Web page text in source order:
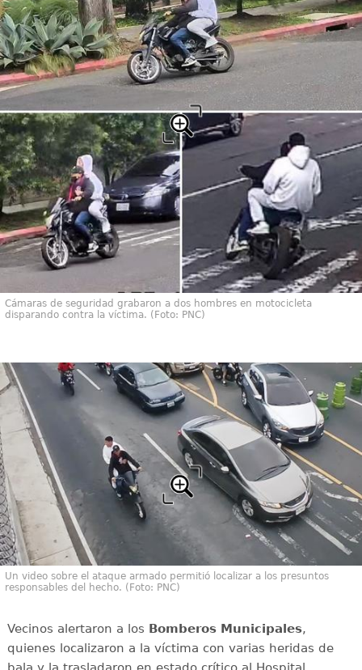
Cámaras de seguridad grabaron a dos hombres en motocicleta
disparando contra la víctima. (Foto: PNC)
Un video sobre el ataque armado permitió localizar a los presuntos
responsables del hecho. (Foto: PNC)
Vecinos alertaron a los Bomberos Municipales,
quienes localizaron a la víctima con varias heridas de